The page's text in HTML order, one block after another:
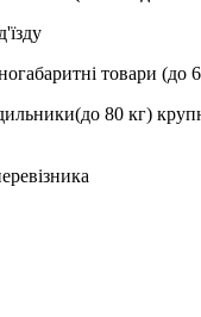
товари (до
80 кг)